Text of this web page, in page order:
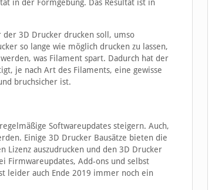
in der Formgebung. Das Resultat ist in
der 3D Drucker drucken soll, umso
so lange wie möglich drucken zu lassen,
was Filament spart. Dadurch hat der
je nach Art des Filaments, eine gewisse
bruchsicher ist.
Softwareupdates steigern. Auch,
Einige 3D Drucker Bausätze bieten die
auszudrucken und den 3D Drucker
Firmwareupdates, Add-ons und selbst
leider auch Ende 2019 immer noch ein